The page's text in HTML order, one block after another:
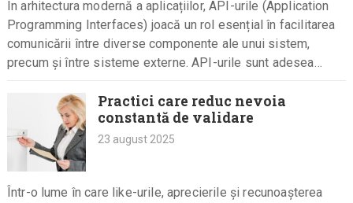
În arhitectura modernă a aplicațiilor, API-urile (Application
Programming Interfaces) joacă un rol esențial în facilitarea
comunicării între diverse componente ale unui sistem,
precum și între sisteme externe. API-urile sunt adesea
Practici care reduc nevoia
constantă de validare
23 august 2025
Într-o lume în care like-urile, aprecierile și recunoașterea